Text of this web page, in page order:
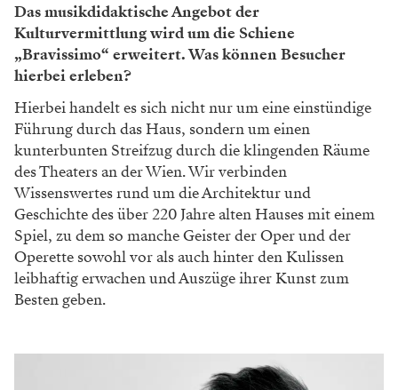
Das musikdidaktische Angebot der
Kulturvermittlung wird um die Schiene
„Bravissimo“ erweitert. Was können Besucher
hierbei erleben?
Hierbei handelt es sich nicht nur um eine einstündige
Führung durch das Haus, sondern um einen
kunterbunten Streifzug durch die klingenden Räume
des Theaters an der Wien. Wir verbinden
Wissenswertes rund um die Architektur und
Geschichte des über 220 Jahre alten Hauses mit einem
Spiel, zu dem so manche Geister der Oper und der
Operette sowohl vor als auch hinter den Kulissen
leibhaftig erwachen und Auszüge ihrer Kunst zum
Besten geben.